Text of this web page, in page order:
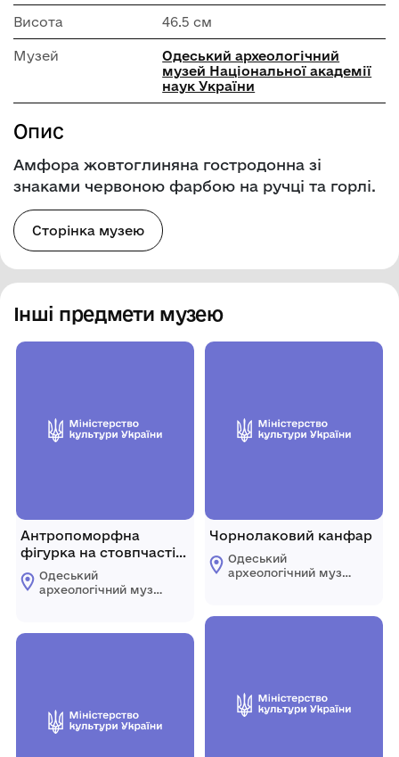
Висота 46.5 см
Музей
Одеський археологічний
музей Національної академії
наук України
Опис
Амфора жовтоглиняна гостродонна зі
знаками червоною фарбою на ручці та горлі.
Сторінка музею
Інші предмети музею
Антропоморфна
фігурка на стовпчастій
ніжціОдеський
археологічний музей
України
Чорнолаковий канфар
Одеський
археологічний музей
України